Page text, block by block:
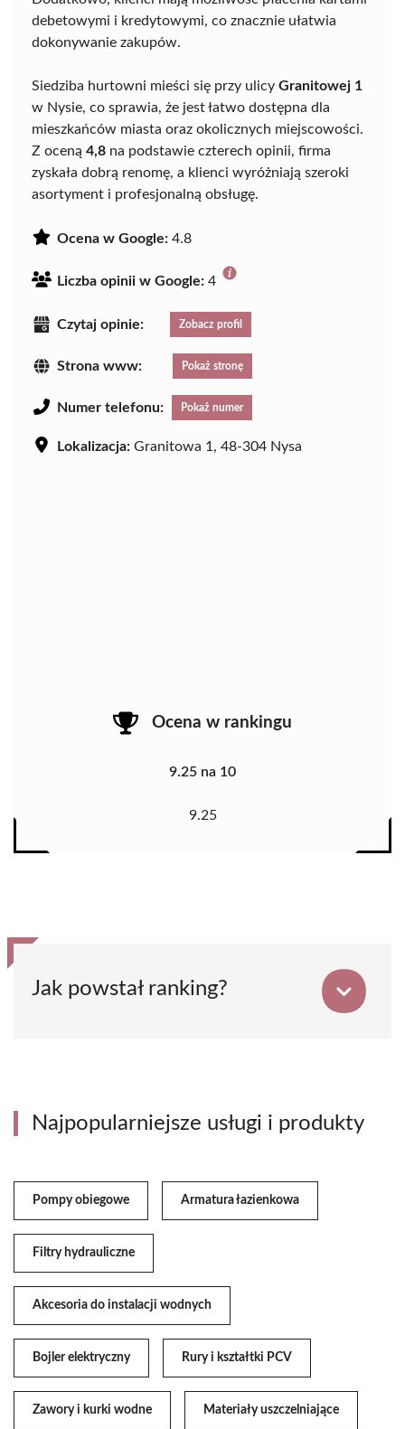
debetowymi i kredytowymi, co znacznie ułatwia
dokonywanie zakupów.
Siedziba hurtowni mieści się przy ulicy Granitowej 1
w Nysie, co sprawia, że jest łatwo dostępna dla
mieszkańców miasta oraz okolicznych miejscowości.
Z oceną 4,8 na podstawie czterech opinii, firma
zyskała dobrą renomę, a klienci wyróżniają szeroki
asortyment i profesjonalną obsługę.
Ocena w Google: 4.8
Liczba opinii w Google: 4
Czytaj opinie: Zobacz profil
Strona www: Pokaż stronę
Numer telefonu: Pokaż numer
Lokalizacja: Granitowa 1, 48-304 Nysa
Ocena w rankingu
9.25 na 10
9.25
Jak powstał ranking?
Najpopularniejsze usługi i produkty
Pompy obiegowe Armatura łazienkowa
Filtry hydrauliczne
Akcesoria do instalacji wodnych
Bojler elektryczny Rury i kształtki PCV
Zawory i kurki wodne Materiały uszczelniające